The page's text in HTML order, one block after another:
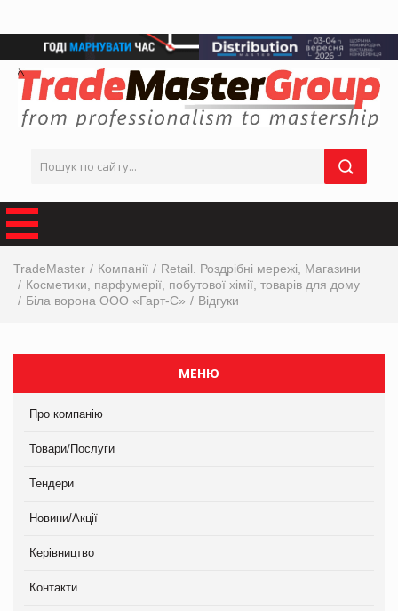
TradeMaster Компанії
Retail. Роздрібні мережі, Магазини
Косметики, парфумерії, побутової хімії, товарів для дому
Біла ворона ООО «Гарт-С»
Відгуки
МЕНЮ
Про компанію
Товари/Послуги
Тендери
Новини/Акції
Керівництво
Контакти